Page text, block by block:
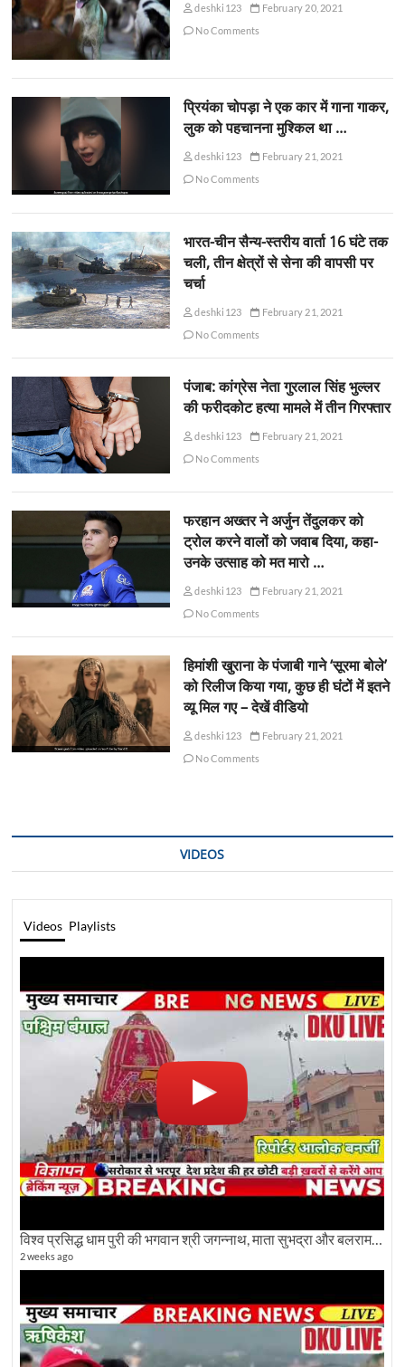
deshki123
February 20, 2021
No Comments
प्रियंका चोपड़ा ने एक कार में गाना गाकर,
लुक को पहचानना मुश्किल था …
deshki123
February 21, 2021
No Comments
भारत-चीन सैन्य-स्तरीय वार्ता 16 घंटे तक
चली, तीन क्षेत्रों से सेना की वापसी पर
चर्चा
deshki123
February 21, 2021
No Comments
पंजाब: कांग्रेस नेता गुरलाल सिंह भुल्लर
की फरीदकोट हत्या मामले में तीन गिरफ्तार
deshki123
February 21, 2021
No Comments
फरहान अख्तर ने अर्जुन तेंदुलकर को
ट्रोल करने वालों को जवाब दिया, कहा-
उनके उत्साह को मत मारो …
deshki123
February 21, 2021
No Comments
हिमांशी खुराना के पंजाबी गाने ‘सूरमा बोले’
को रिलीज किया गया, कुछ ही घंटों में इतने
व्यू मिल गए – देखें वीडियो
deshki123
February 21, 2021
No Comments
VIDEOS
Videos Playlists
विश्व प्रसिद्ध धाम पुरी की भगवान श्री जगन्नाथ, माता सुभद्रा और बलराम जी की भव्य शोभा यात्रा देखिए
2 weeks ago